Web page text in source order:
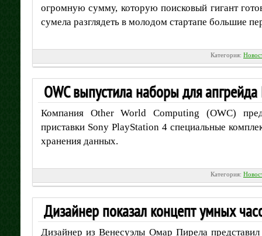
огромную сумму, которую поисковый гигант
сумела разглядеть в молодом стартапе большие
Категория:
OWC выпустила наборы для
Компания Other World Computing (OWC)
приставки Sony PlayStation 4 специальные
хранения данных.
Категория:
Дизайнер показал концепт умных
Дизайнер из Венесуэлы Омар Пирела